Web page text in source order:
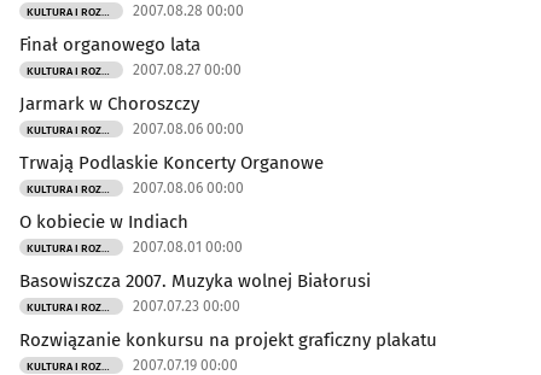
Kultura i Rozrywka(18495)
Sport(14022)
Biznes (4743)
Praca(1980)
Nauka(4833)
Zdrowie(3301)
KULTURA I ROZRYWKA 2007.08.28 00:00
Finał organowego lata
KULTURA I ROZRYWKA 2007.08.27 00:00
Jarmark w Choroszczy
KULTURA I ROZRYWKA 2007.08.06 00:00
Trwają Podlaskie Koncerty Organowe
KULTURA I ROZRYWKA 2007.08.06 00:00
O kobiecie w Indiach
KULTURA I ROZRYWKA 2007.08.01 00:00
Basowiszcza 2007. Muzyka wolnej Białorusi
KULTURA I ROZRYWKA 2007.07.23 00:00
Rozwiązanie konkursu na projekt graficzny plakatu
KULTURA I ROZRYWKA 2007.07.19 00:00